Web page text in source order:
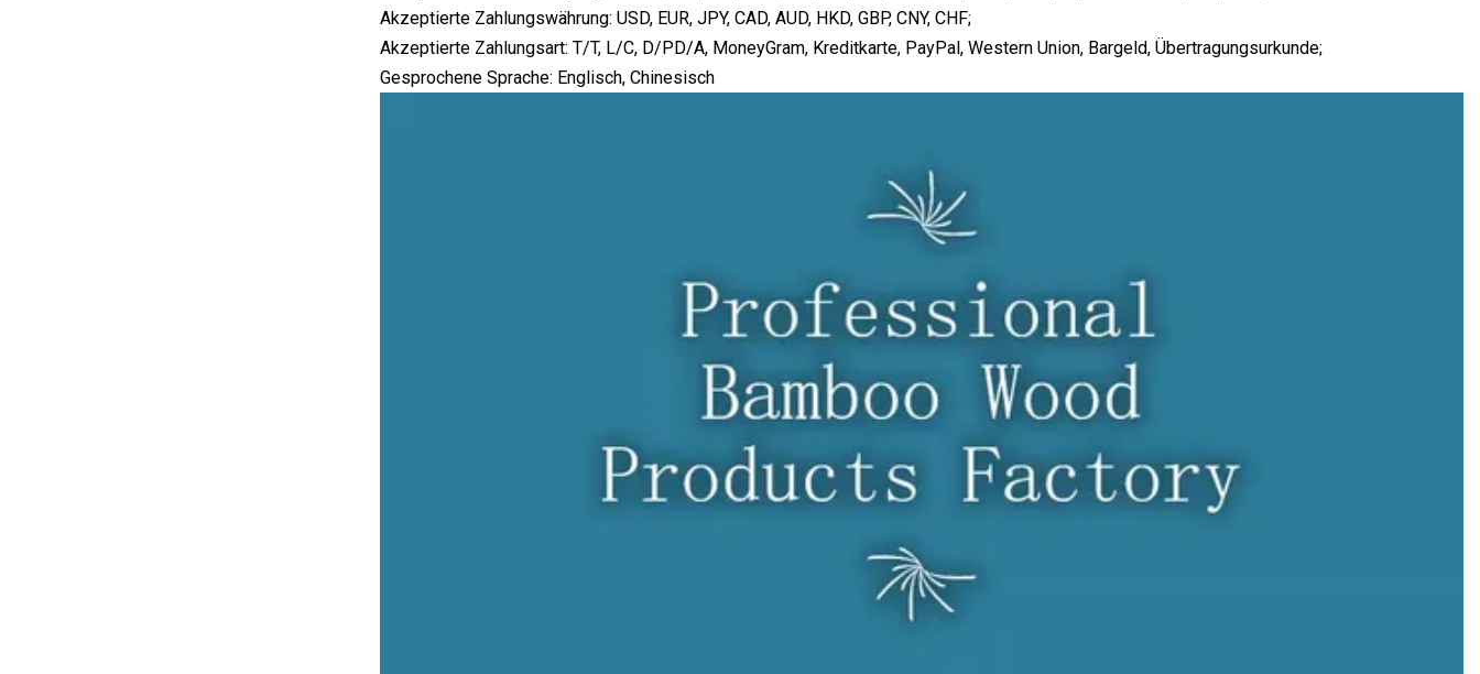
Akzeptierte Zahlungswährung: USD, EUR, JPY, CAD, AUD, HKD, GBP, CNY, CHF;
Akzeptierte Zahlungsart: T/T, L/C, D/PD/A, MoneyGram, Kreditkarte, PayPal, Western Union, Bargeld, Übertragungsurkunde;
Gesprochene Sprache: Englisch, Chinesisch